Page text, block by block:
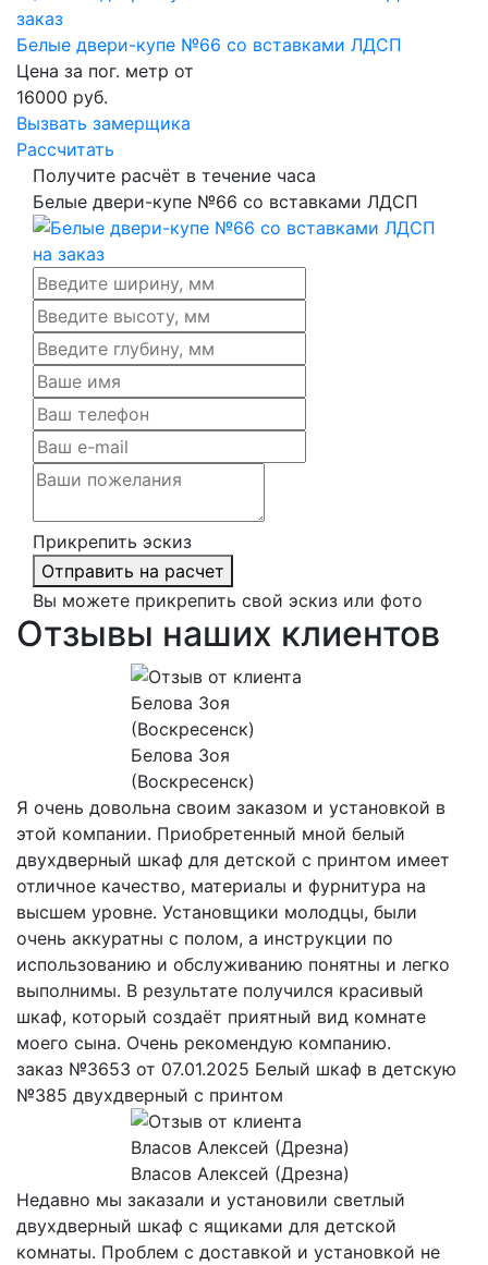
Белые двери-купе №66 со вставками ЛДСП
Цена за пог. метр от
16000 руб.
Вызвать замерщика
Рассчитать
Получите расчёт в течение часа
Белые двери-купе №66 со вставками ЛДСП
Прикрепить эскиз
Отправить на расчет
Вы можете прикрепить свой эскиз или фото
Отзывы наших клиентов
Белова Зоя
(Воскресенск)
Я очень довольна своим заказом и установкой в
этой компании. Приобретенный мной белый
двухдверный шкаф для детской с принтом имеет
отличное качество, материалы и фурнитура на
высшем уровне. Установщики молодцы, были
очень аккуратны с полом, а инструкции по
использованию и обслуживанию понятны и легко
выполнимы. В результате получился красивый
шкаф, который создаёт приятный вид комнате
моего сына. Очень рекомендую компанию.
заказ №3653 от 07.01.2025 Белый шкаф в детскую
№385 двухдверный с принтом
Власов Алексей (Дрезна)
Недавно мы заказали и установили светлый
двухдверный шкаф с ящиками для детской
комнаты. Проблем с доставкой и установкой не